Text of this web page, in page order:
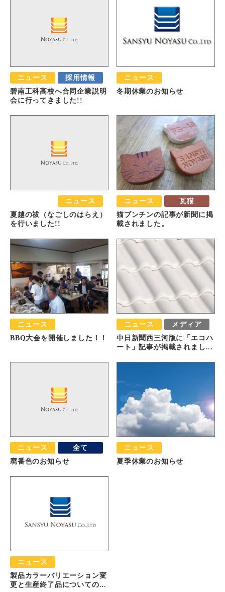
ニュース 採用情報
碧南工科高校へ合同企業説明
会に行ってきました!!
ニュース
冬期休業のお知らせ
ニュース
夏越の祓（なごしのはらえ）
を行いました!!
ニュース 瓦猫
猫ブンチンの記事が新聞に掲
載されました。
ニュース
BBQ大会を開催しました！！
ニュース メディア
中日新聞西三河版に「エコハ
ート」記事が掲載されまし...
ニュース 全て
廃番色のお知らせ
ニュース
夏季休業のお知らせ
ニュース
製品カラーバリエーション変
更と生産終了品についての...